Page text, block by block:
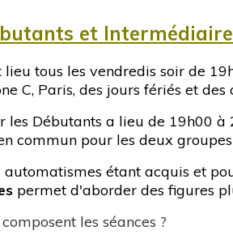
et
lieu tous les vendredis soir de
C, Paris, des jours fériés et
les Débutants a lieu de 19h00
commun pour les deux
automatismes étant acquis et
permet d'aborder des figures
les séances ?